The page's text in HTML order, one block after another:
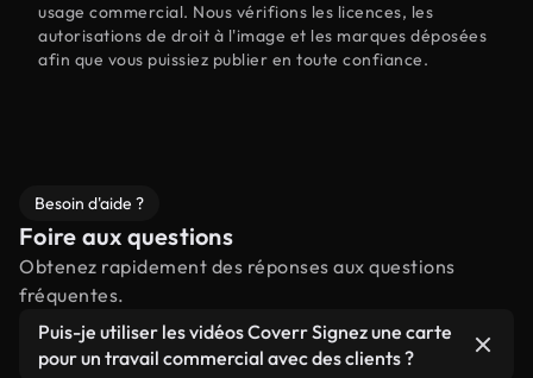
usage commercial. Nous vérifions les licences, les
autorisations de droit à l'image et les marques déposées
afin que vous puissiez publier en toute confiance.
Besoin d'aide ?
Foire aux questions
Obtenez rapidement des réponses aux questions
fréquentes.
Puis-je utiliser les vidéos Coverr Signez une carte
pour un travail commercial avec des clients ?